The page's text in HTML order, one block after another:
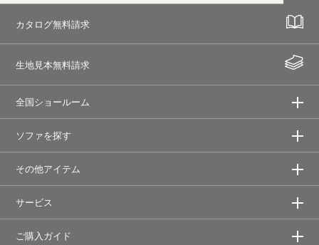
カタログ無料請求
生地見本無料請求
全国ショールーム
ソファを探す
その他アイテム
サービス
ご購入ガイド